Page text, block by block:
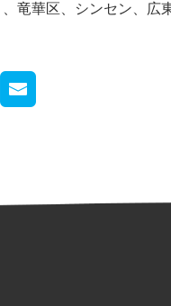
竜華区、シンセン、広